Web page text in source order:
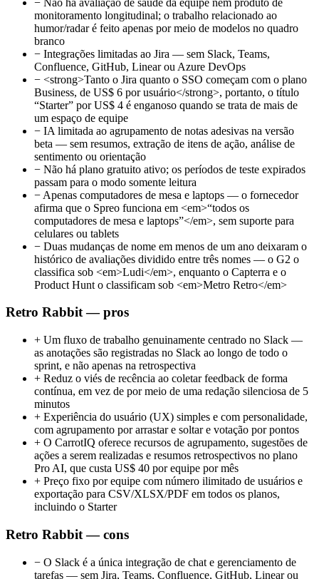
monitoramento longitudinal; o trabalho relacionado ao
humor/radar é feito apenas por meio de modelos no quadro
branco
− Integrações limitadas ao Jira — sem Slack, Teams,
Confluence, GitHub, Linear ou Azure DevOps
− <strong>Tanto o Jira quanto o SSO começam com o plano
Business, de US$ 6 por usuário</strong>, portanto, o título
“Starter” por US$ 4 é enganoso quando se trata de mais de
um espaço de equipe
− IA limitada ao agrupamento de notas adesivas na versão
beta — sem resumos, extração de itens de ação, análise de
sentimento ou orientação
− Não há plano gratuito ativo; os períodos de teste expirados
passam para o modo somente leitura
− Apenas computadores de mesa e laptops — o fornecedor
afirma que o Spreo funciona em <em>“todos os
computadores de mesa e laptops”</em>, sem suporte para
celulares ou tablets
− Duas mudanças de nome em menos de um ano deixaram o
histórico de avaliações dividido entre três nomes — o G2 o
classifica sob <em>Ludi</em>, enquanto o Capterra e o
Product Hunt o classificam sob <em>Metro Retro</em>
Retro Rabbit — pros
+ Um fluxo de trabalho genuinamente centrado no Slack —
as anotações são registradas no Slack ao longo de todo o
sprint, e não apenas na retrospectiva
+ Reduz o viés de recência ao coletar feedback de forma
contínua, em vez de por meio de uma redação silenciosa de 5
minutos
+ Experiência do usuário (UX) simples e com personalidade,
com agrupamento por arrastar e soltar e votação por pontos
+ O CarrotIQ oferece recursos de agrupamento, sugestões de
ações a serem realizadas e resumos retrospectivos no plano
Pro AI, que custa US$ 40 por equipe por mês
+ Preço fixo por equipe com número ilimitado de usuários e
exportação para CSV/XLSX/PDF em todos os planos,
incluindo o Starter
Retro Rabbit — cons
− O Slack é a única integração de chat e gerenciamento de
tarefas — sem Jira, Teams, Confluence, GitHub, Linear ou